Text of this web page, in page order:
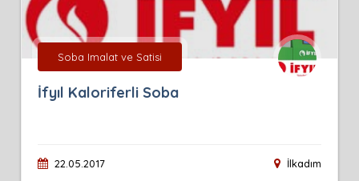
Soba Imalat ve Satisi
İfyıl Kaloriferli Soba
22.05.2017 İlkadım